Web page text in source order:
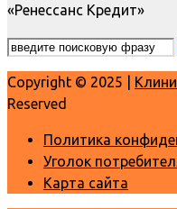
«Ренессанс Кредит»
Copyright © 2025 |
Reserved
Политика
Уголок
Карта сайта